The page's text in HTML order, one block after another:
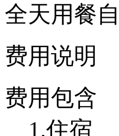
全天用餐
费用说明
费用包含
1.住宿